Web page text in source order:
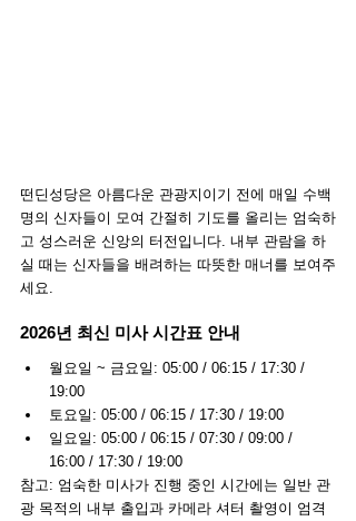
떤딘성당은 아름다운 관광지이기 전에 매일 수백
명의 신자들이 모여 간절히 기도를 올리는 엄숙하
고 성스러운 신앙의 터전입니다. 내부 관람을 하
실 때는 신자들을 배려하는 따뜻한 매너를 보여주
세요.
2026년 최신 미사 시간표 안내
월요일 ~ 금요일: 05:00 / 06:15 / 17:30 /
19:00
토요일: 05:00 / 06:15 / 17:30 / 19:00
일요일: 05:00 / 06:15 / 07:30 / 09:00 /
16:00 / 17:30 / 19:00
참고: 엄숙한 미사가 진행 중인 시간에는 일반 관
광 목적의 내부 출입과 카메라 셔터 촬영이 엄격